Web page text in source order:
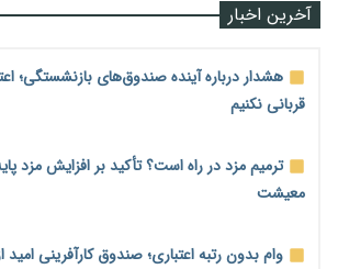
آخرین اخبار
هشدار درباره آینده صندوق‌های بازنشستگی؛
قربانی نکنیم
ترمیم مزد در راه است؟ تأکید بر افزایش مزد
معیشت
وام بدون رتبه اعتباری؛ صندوق کارآفرینی